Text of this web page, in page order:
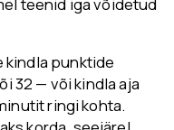
kindla punktide
32 — või kindla aja
ringi kohta.